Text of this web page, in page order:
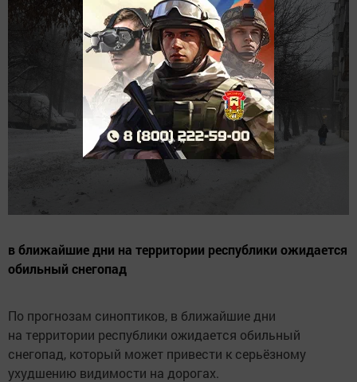
в ближайшие дни на территории республики ожидается
обильный снегопад
По прогнозам синоптиков, в ближайшие дни
на территории республики ожидается обильный
снегопад, который может привести к серьёзному
ухудшению видимости на дорогах.